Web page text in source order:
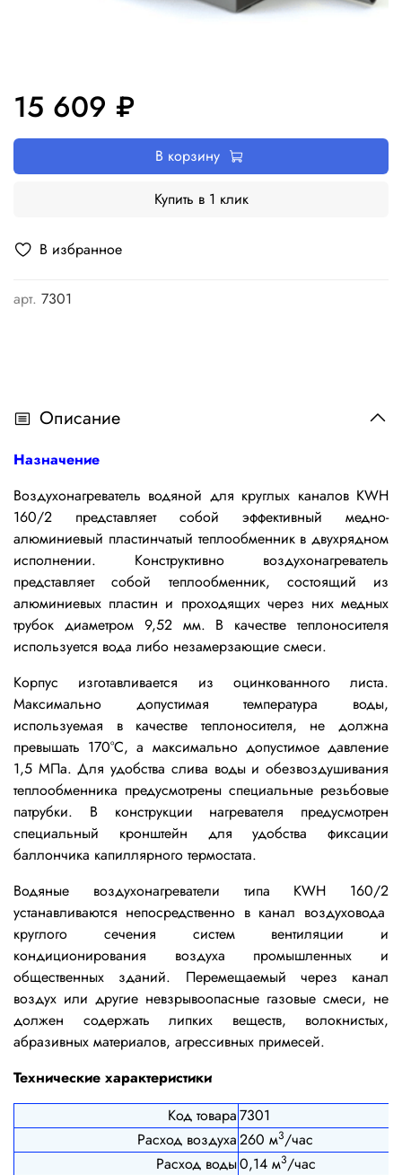
В избранное
арт. 7301
15 609 ₽
В корзину
Купить в 1 клик
Описание
Назначение
Воздухонагреватель водяной для круглых каналов KWH
160/2 представляет собой эффективный медно-
алюминиевый пластинчатый теплообменник в двухрядном
исполнении. Конструктивно воздухонагреватель
представляет собой теплообменник, состоящий из
алюминиевых пластин и проходящих через них медных
трубок диаметром 9,52 мм. В качестве теплоносителя
используется вода либо незамерзающие смеси.
Корпус изготавливается из оцинкованного листа.
Максимально допустимая температура воды,
используемая в качестве теплоносителя, не должна
превышать 170°С, а максимально допустимое давление
1,5 МПа.Для удобства слива воды и обезвоздушивания
теплообменника предусмотрены специальные резьбовые
патрубки. В конструкции нагревателя предусмотрен
специальный кронштейн для удобства фиксации
баллончика капиллярного термостата.
Водяные воздухонагреватели типа KWH 160/2
устанавливаются непосредственно в канал воздуховода
круглого сечения систем вентиляции и
кондиционирования воздуха промышленных и
общественных зданий. Перемещаемый через канал
воздух или другие невзрывоопасные газовые смеси, не
должен содержать липких веществ, волокнистых,
абразивных материалов, агрессивных примесей.
Технические характеристики
Код товара7301
Расход воздуха260 м3/час
Расход воды0,14 м3/час